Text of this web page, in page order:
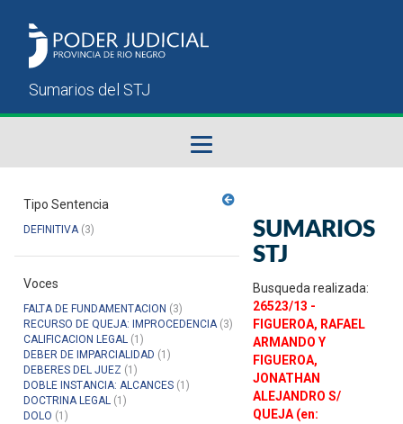
Sumarios del STJ
Manual del Usuario
Tipo Sentencia
DEFINITIVA(3)
Voces
FALTA DE FUNDAMENTACION (3)
RECURSO DE QUEJA: IMPROCEDENCIA(3)
CALIFICACION LEGAL (1)
DEBER DE IMPARCIALIDAD (1)
DEBERES DEL JUEZ (1)
DOBLE INSTANCIA: ALCANCES (1)
DOCTRINA LEGAL (1)
DOLO (1)
SUMARIOS
STJ
Busqueda realizada:
26523/13 -
FIGUEROA, RAFAEL
ARMANDO Y
FIGUEROA,
JONATHAN
ALEJANDRO S/
QUEJA (en: